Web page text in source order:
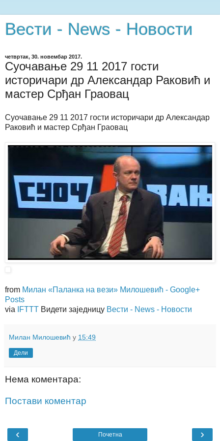
Вести - News - Новости
четвртак, 30. новембар 2017.
Суочавање 29 11 2017 гости
историчари др Александар Раковић и
мастер Срђан Граовац
Суочавање 29 11 2017 гости историчари др Александар
Раковић и мастер Срђан Граовац
from Милан «Паланка на вези» Милошевић - Google+
Posts
via
IFTTT Видети заједницу Вести - News - Новости
Милан Милошевић у 15:49
Дели
Нема коментара:
Постави коментар
‹ ›
Почетна